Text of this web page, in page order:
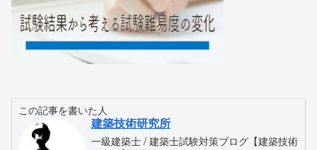
この記事を書いた人
建築技術研究所
一級建築士 / 建築士試験対策ブログ【建築技術